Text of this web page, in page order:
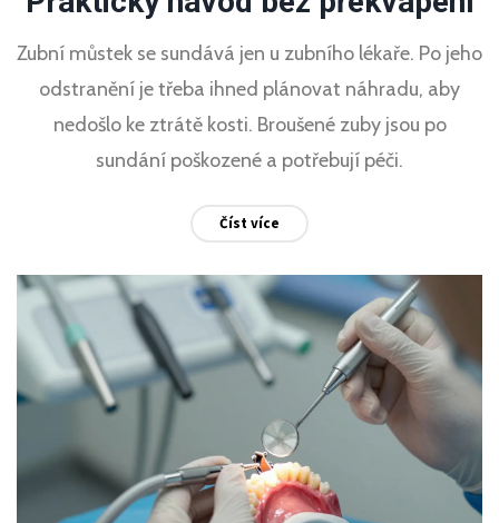
Zubní můstek se sundává jen u zubního lékaře. Po jeho
odstranění je třeba ihned plánovat náhradu, aby
nedošlo ke ztrátě kosti. Broušené zuby jsou po
sundání poškozené a potřebují péči.
Číst více